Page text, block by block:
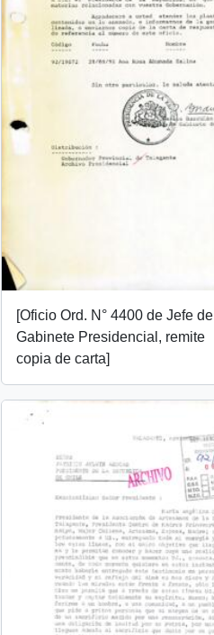
al portapapeles
[Oficio Ord. N° 4400 de Jefe de
Gabinete Presidencial, remite
copia de carta]